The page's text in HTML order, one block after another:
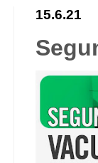
15.6.21